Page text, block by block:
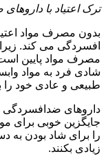
ترک اعتیاد با
بدون مصرف مواد
افسردگی می کند.
مصرف مواد پایین
شادی فرد به مواد
طبیعی و عادی خود را
داروهای ضدافسردگی
جایگزین خوبی برای
را برای شاد بودن به
زیادی بکنند.